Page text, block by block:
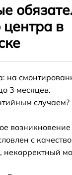
центра в
на
3 месяцев.
случаем?
с